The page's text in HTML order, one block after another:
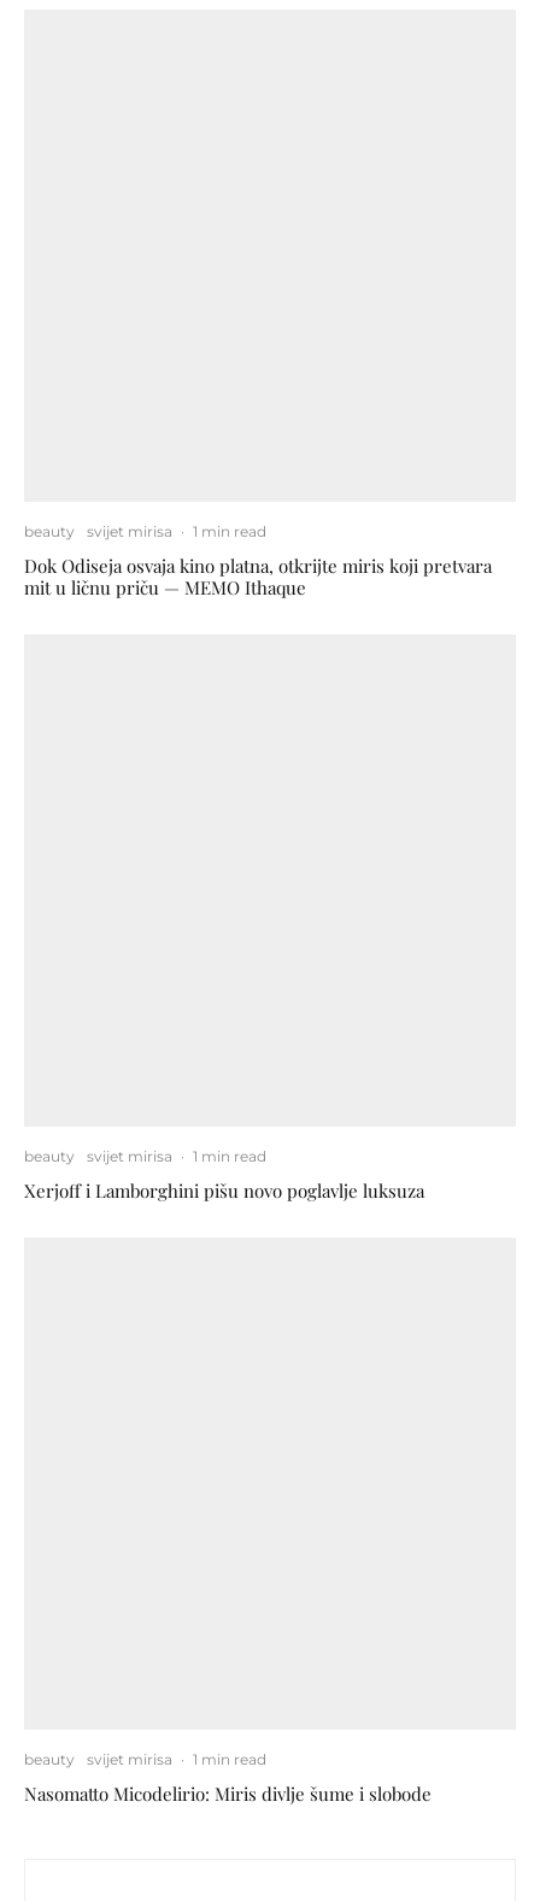
beauty svijet mirisa · 1 min read
Dok Odiseja osvaja kino platna, otkrijte miris koji pretvara
mit u ličnu priču — MEMO Ithaque
beauty svijet mirisa · 1 min read
Xerjoff i Lamborghini pišu novo poglavlje luksuza
beauty svijet mirisa · 1 min read
Nasomatto Micodelirio: Miris divlje šume i slobode